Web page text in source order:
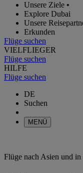
Unsere Ziele •
Explore Dubai
Unsere
Erkunden
Flüge suchen
VIELFLIEGER
Flüge suchen
HILFE
Flüge suchen
DE
Suchen
MENÜ
Flüge nach Asien und